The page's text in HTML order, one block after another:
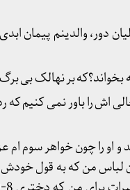
دور، والدینم پیمان
بر نهالک بی برگ
را باور نمی کنیم
او را چون خواهر سوم ام
من که به قول خودش